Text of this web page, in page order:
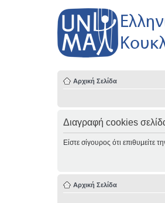
Αρχική Σελίδα
Διαγραφή cookies
Είστε σίγουρος ότι
Αρχική Σελίδα